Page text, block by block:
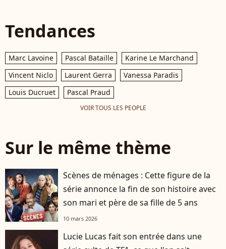
Tendances
Marc Lavoine Pascal Bataille
Karine Le Marchand
Vincent Niclo
Laurent Gerra
Vanessa Paradis
Louis Ducruet
Pascal Praud
VOIR TOUS LES PEOPLE
Sur le même thème
Scènes de ménages : Cette figure de la
série annonce la fin de son histoire avec
son mari et père de sa fille de 5 ans
10 mars 2026
Lucie Lucas fait son entrée dans une